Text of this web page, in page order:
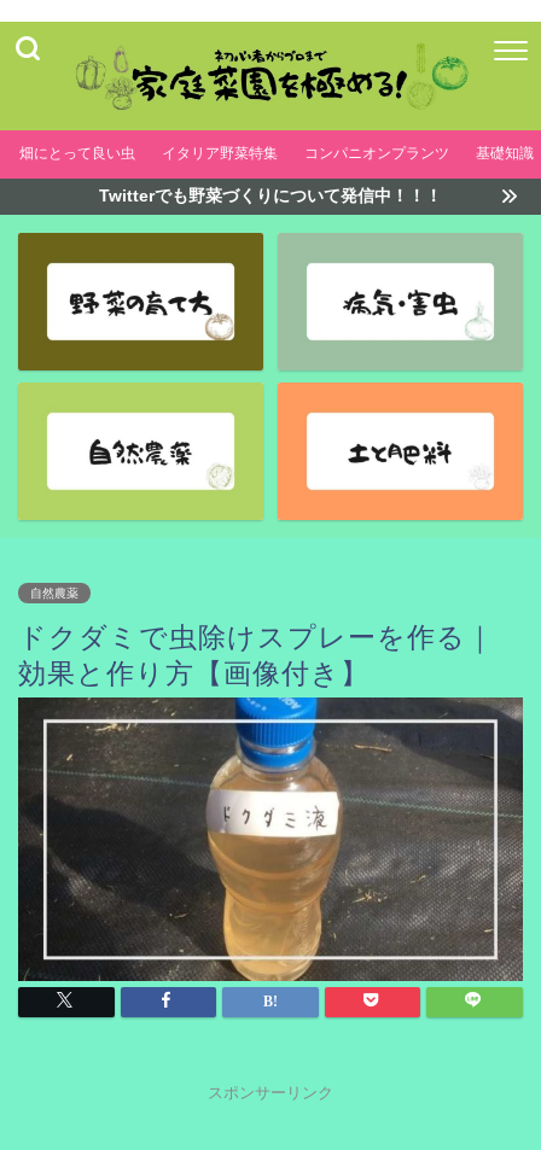
畑にとって良い虫 イタリア野菜特集 コンパニオンプランツ 基礎知識
Twitterでも野菜づくりについて発信中！！！
自然農薬
ドクダミで虫除けスプレーを作る｜
効果と作り方【画像付き】
スポンサーリンク